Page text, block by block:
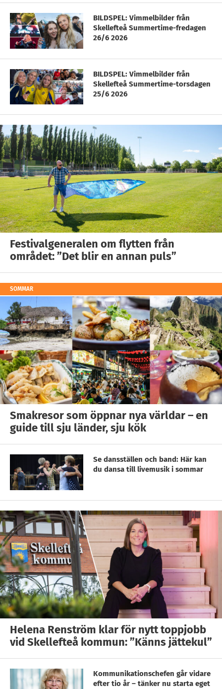
BILDSPEL: Vimmelbilder från
Skellefteå Summertime-fredagen
26/6 2026
BILDSPEL: Vimmelbilder från
Skellefteå Summertime-torsdagen
25/6 2026
Festivalgeneralen om flytten från
området: ”Det blir en annan puls”
SOMMAR
Smakresor som öppnar nya världar – en
guide till sju länder, sju kök
Se dansställen och band: Här kan
du dansa till livemusik i sommar
Helena Renström klar för nytt toppjobb
vid Skellefteå kommun: ”Känns jättekul”
Kommunikationschefen går vidare
efter tio år – tänker nu starta eget